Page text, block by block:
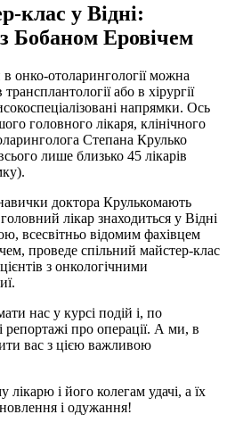
клас у Відні:
Бобаном Еровічем
в онко-отоларингології можна
або в хірургії
напрямки. Ось
головного лікаря, клінічного
Степана Крулько
лише близько 45 лікарів
доктора Крулькомають
лікар знаходиться у Відні
всесвітньо відомим фахівцем
проведе спільний майстер-клас
з онкологічними
нас у курсі подій і, по
репортажі про операції. А ми, в
вас з цією важливою
і його колегам удачі, а їх
і одужання!